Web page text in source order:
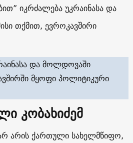
იკრძალება უკრაინასა და
თქმით, ევროკავშირი
და მოლდოვაში
მყოფი პოლიტიკური
კობახიძემ
არის ქართული სახელმწიფო,